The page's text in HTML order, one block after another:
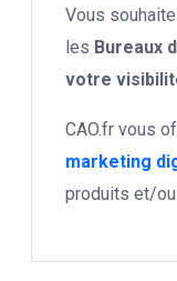
Vous
les Bureaux
votre
CAO.fr vous
marketing
produits et/